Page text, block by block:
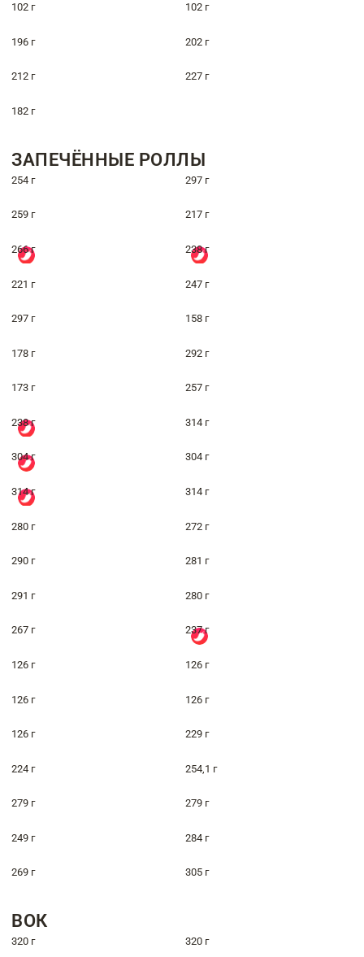
102 г 102 г
196 г 202 г
212 г 227 г
182 г
ЗАПЕЧЁННЫЕ РОЛЛЫ
254 г 297 г
259 г 217 г
266 г 238 г
221 г 247 г
297 г 158 г
178 г 292 г
173 г 257 г
238 г 314 г
304 г 304 г
314 г 314 г
280 г 272 г
290 г 281 г
291 г 280 г
267 г 237 г
126 г 126 г
126 г 126 г
126 г 229 г
224 г 254,1 г
279 г 279 г
249 г 284 г
269 г 305 г
ВОК
320 г 320 г